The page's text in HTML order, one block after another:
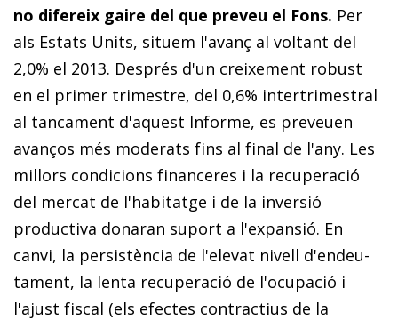
no difereix gaire del que preveu el Fons. Per
als Estats Units, situem l'avanç al voltant del
2,0% el 2013. Després d'un creixement robust
en el primer trimestre, del 0,6% intertrimestral
al tancament d'aquest Informe, es preveuen
avanços més moderats fins al final de l'any. Les
millors condicions financeres i la recuperació
del mercat de l'habitatge i de la inversió
productiva donaran suport a l'expansió. En
canvi, la persistència de l'elevat nivell d'endeu­­
tament, la lenta recuperació de l'ocupació i
l'ajust fiscal (els efectes contractius de la